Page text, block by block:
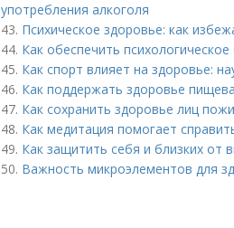
употребления алкоголя
43. Психическое здоровье: как
44. Как обеспечить
45. Как спорт влияет на здоровье:
46. Как поддержать здоровье
47. Как сохранить здоровье лиц
48. Как медитация помогает
49. Как защитить себя и близких от
50. Важность микроэлементов для